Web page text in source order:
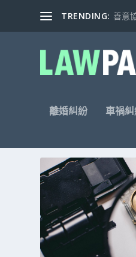
TRENDING: 善意
離婚糾紛 車禍